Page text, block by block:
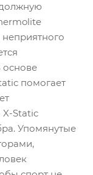
основе
помогает
X-Static
Упомянутые